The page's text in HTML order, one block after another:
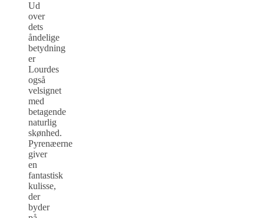
Ud
over
dets
åndelige
betydning
er
Lourdes
også
velsignet
med
betagende
naturlig
skønhed.
Pyrenæerne
giver
en
fantastisk
kulisse,
der
byder